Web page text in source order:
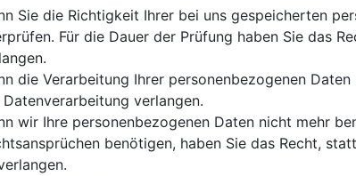
Sie die Richtigkeit Ihrer bei uns gespeicherten
Für die Dauer der Prüfung haben Sie das
die Verarbeitung Ihrer personenbezogenen
verlangen.
wir Ihre personenbezogenen Daten nicht mehr
benötigen, haben Sie das Recht,